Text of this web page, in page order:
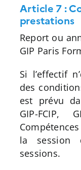
Article 7 :
prestations
Report ou
GIP Paris
Si l’effectif
des
est prévu
GIP-FCIP,
la session
sessions.